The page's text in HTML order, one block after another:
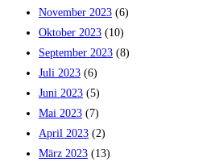
November 2023 (6)
Oktober 2023 (10)
September 2023 (8)
Juli 2023 (6)
Juni 2023 (5)
Mai 2023 (7)
April 2023 (2)
März 2023 (13)